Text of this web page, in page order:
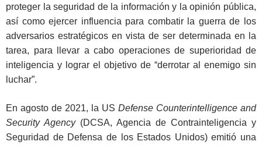
proteger la seguridad de la información y la opinión pública,
así como ejercer influencia para combatir la guerra de los
adversarios estratégicos en vista de ser determinada en la
tarea, para llevar a cabo operaciones de superioridad de
inteligencia y lograr el objetivo de “derrotar al enemigo sin
luchar”.
En agosto de 2021, la US Defense Counterintelligence and
Security Agency(DCSA, Agencia de Contrainteligencia y
Seguridad de Defensa de los Estados Unidos) emitió una